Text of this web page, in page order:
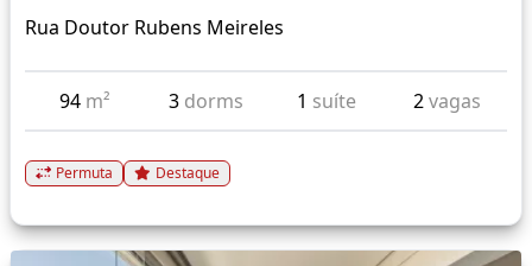
Rua Doutor Rubens Meireles
94 m² 3 dorms 1 suíte 2vagas
Permuta Destaque